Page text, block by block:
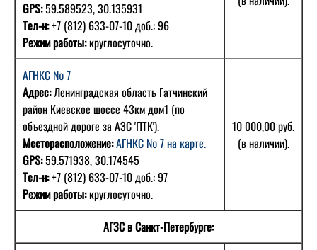
GPS:59.589523, 30.135931
Тел-н:+7 (812) 633-07-10 доб.: 96
Режим работы:круглосуточно.
АГНКС № 7
Адрес:Ленинградская область Гатчинский
район Киевское шоссе 43км дом1 (по
объездной дороге за АЗС 'ПТК').
Месторасположение:АГНКС № 7 на карте.
GPS:59.571938, 30.174545
Тел-н:+7 (812) 633-07-10 доб.: 97
Режим работы:круглосуточно.
10 000,00 руб.
(в наличии).
АГЗС в Санкт-Петербурге: